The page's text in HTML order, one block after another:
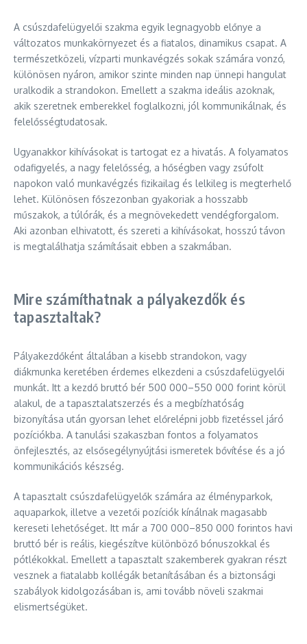
A csúszdafelügyelői szakma egyik legnagyobb előnye a
változatos munkakörnyezet és a fiatalos, dinamikus csapat. A
természetközeli, vízparti munkavégzés sokak számára vonzó,
különösen nyáron, amikor szinte minden nap ünnepi hangulat
uralkodik a strandokon. Emellett a szakma ideális azoknak,
akik szeretnek emberekkel foglalkozni, jól kommunikálnak, és
felelősségtudatosak.
Ugyanakkor kihívásokat is tartogat ez a hivatás. A folyamatos
odafigyelés, a nagy felelősség, a hőségben vagy zsúfolt
napokon való munkavégzés fizikailag és lelkileg is megterhelő
lehet. Különösen főszezonban gyakoriak a hosszabb
műszakok, a túlórák, és a megnövekedett vendégforgalom.
Aki azonban elhivatott, és szereti a kihívásokat, hosszú távon
is megtalálhatja számításait ebben a szakmában.
Mire számíthatnak a pályakezdők és
tapasztaltak?
Pályakezdőként általában a kisebb strandokon, vagy
diákmunka keretében érdemes elkezdeni a csúszdafelügyelői
munkát. Itt a kezdő bruttó bér 500 000–550 000 forint körül
alakul, de a tapasztalatszerzés és a megbízhatóság
bizonyítása után gyorsan lehet előrelépni jobb fizetéssel járó
pozíciókba. A tanulási szakaszban fontos a folyamatos
önfejlesztés, az elsősegélynyújtási ismeretek bővítése és a jó
kommunikációs készség.
A tapasztalt csúszdafelügyelők számára az élményparkok,
aquaparkok, illetve a vezetői pozíciók kínálnak magasabb
kereseti lehetőséget. Itt már a 700 000–850 000 forintos havi
bruttó bér is reális, kiegészítve különböző bónuszokkal és
pótlékokkal. Emellett a tapasztalt szakemberek gyakran részt
vesznek a fiatalabb kollégák betanításában és a biztonsági
szabályok kidolgozásában is, ami tovább növeli szakmai
elismertségüket.